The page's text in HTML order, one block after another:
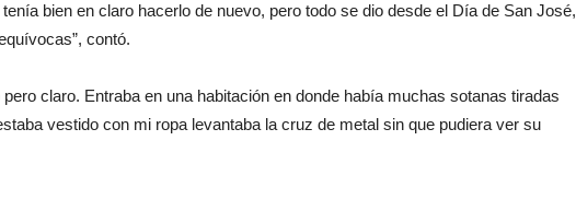
bien en claro hacerlo de nuevo, pero todo se dio desde el Día de San José,
contó.
claro. Entraba en una habitación en donde había muchas sotanas tiradas
vestido con mi ropa levantaba la cruz de metal sin que pudiera ver su